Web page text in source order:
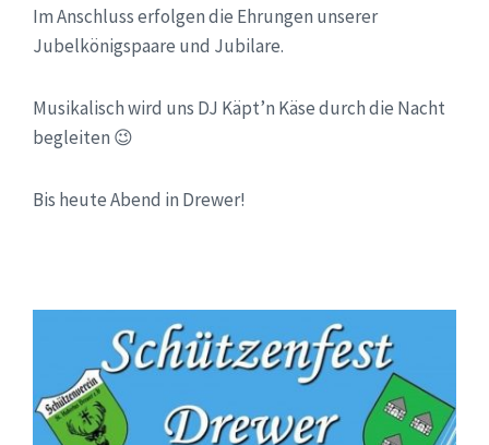
Im Anschluss erfolgen die Ehrungen unserer
Jubelkönigspaare und Jubilare.
Musikalisch wird uns DJ Käpt’n Käse durch die Nacht
begleiten 😉
Bis heute Abend in Drewer!